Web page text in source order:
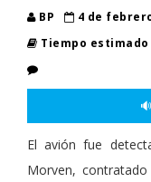
BP
4 de
Tiempo
El avión fue
Morven,